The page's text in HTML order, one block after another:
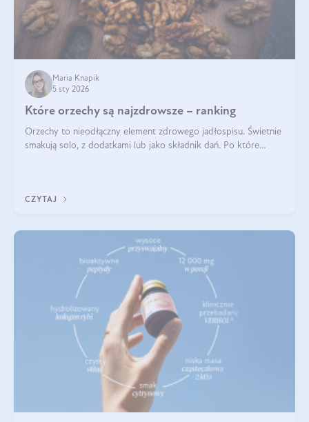
Maria Knapik
5 sty 2026
Które orzechy są najzdrowsze – ranking
Orzechy to nieodłączny element zdrowego jadłospisu. Świetnie
smakują solo, z dodatkami lub jako składnik dań. Po które
CZYTAJ